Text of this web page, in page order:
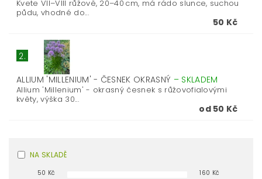
Kvete VII–VIII růžově, 20–40 cm, má rádo slunce, suchou
půdu, vhodné do...
50 Kč
2.
ALLIUM 'MILLENIUM' - ČESNEK OKRASNÝ – SKLADEM
Allium 'Millenium' - okrasný česnek s růžovofialovými
květy, výška 30...
od 50 Kč
NA SKLADĚ
50 Kč 160 Kč